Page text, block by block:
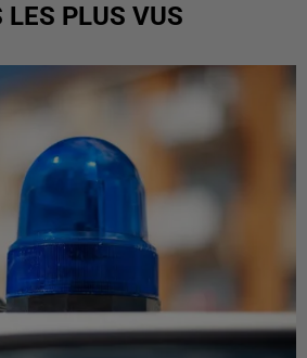
LES PLUS VUS